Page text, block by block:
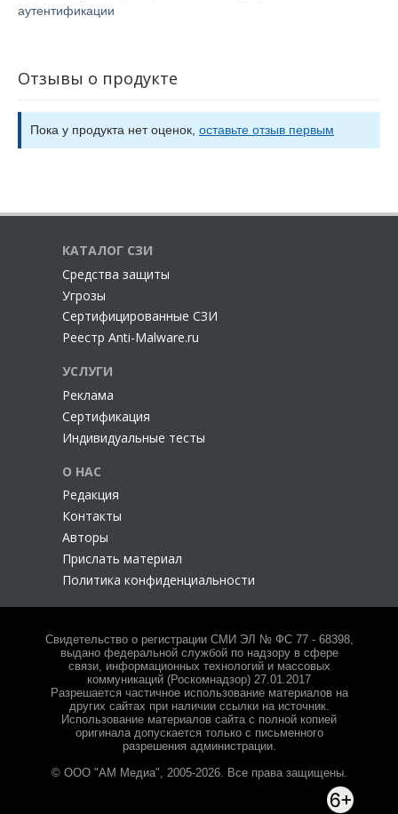
аутентификации
Отзывы о продукте
Пока у продукта нет оценок, оставьте отзыв первым
КАТАЛОГ СЗИ
Cредства защиты
Угрозы
Сертифицированные СЗИ
Реестр Anti-Malware.ru
УСЛУГИ
Реклама
Сертификация
Индивидуальные тесты
О НАС
Редакция
Контакты
Авторы
Прислать материал
Политика конфиденциальности
Свидетельство о регистрации СМИ ЭЛ № ФС 77 - 68398,
выдано федеральной службой по надзору в сфере
связи, информационных технологий и массовых
коммуникаций (Роскомнадзор) 27.01.2017
Разрешается частичное использование материалов на
других сайтах при наличии ссылки на источник.
Использование материалов сайта с полной копией
оригинала допускается только с письменного
разрешения администрации.
© ООО "АМ Медиа", 2005-2026. Все права защищены.